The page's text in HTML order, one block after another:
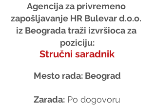
Agencija za privremeno
zapošljavanje HR Bulevar d.o.o.
iz Beograda traži izvršioca za
poziciju:
Stručni saradnik
Mesto rada: Beograd
Zarada: Po dogovoru